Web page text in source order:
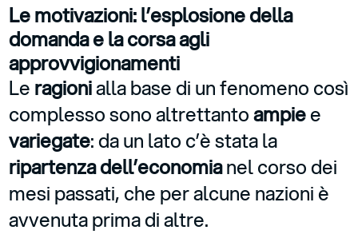
Le motivazioni: l’esplosione della
domanda e la corsa agli
approvvigionamenti
Le ragionialla base di un fenomeno così
complesso sono altrettantoampiee
variegate: da un lato c’è stata la
ripartenza dell’economianel corso dei
mesi passati, che per alcune nazioni è
avvenuta prima di altre.